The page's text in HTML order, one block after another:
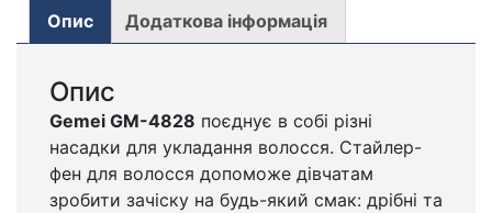
Опис Додаткова інформація
Опис
Gemei GM-4828 поєднує в собі різні
насадки для укладання волосся. Стайлер-
фен для волосся допоможе дівчатам
зробити зачіску на будь-який смак: дрібні та